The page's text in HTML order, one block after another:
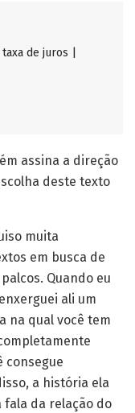
de juros |
assina a direção
deste texto
muita
em busca de
Quando eu
ali um
na qual você tem
consegue
a história ela
fala da relação do